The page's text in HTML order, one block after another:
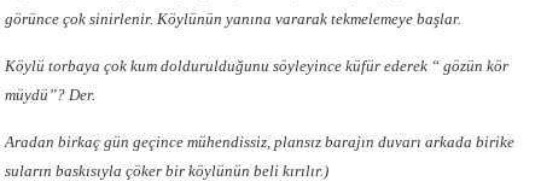
görünce çok sinirlenir. Köylünün yanına vararak tekmelemeye başlar.
Köylü torbaya çok kum doldurulduğunu söyleyince küfür ederek “ gözün kör
müydü”? Der.
Aradan birkaç gün geçince mühendissiz, plansız barajın duvarı arkada birike
suların baskısıyla çöker bir köylünün beli kırılır.)